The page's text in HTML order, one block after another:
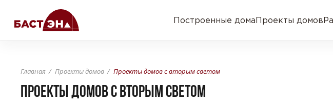
Построенные домаПроекты домов
Главная Проекты домов Проекты домов с вторым светом
ПРОЕКТЫ ДОМОВ С ВТОРЫМ СВЕТОМ